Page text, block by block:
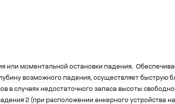
моментальной остановки падения.
возможного падения, осуществляет быструю
в случаях недостаточного запаса высоты
2 (при расположении анкерного устройства